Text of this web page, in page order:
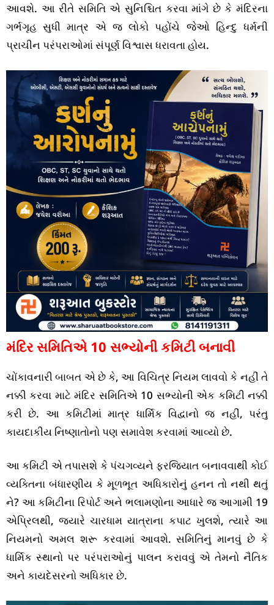
આવશે. આ રીતે સમિતિ એ સુનિશ્ચિત કરવા માંગે છે કે મંદિરના
ગર્ભગૃહ સુધી માત્ર એ જ લોકો પહોંચે જેઓ હિન્દુ ધર્મની
પ્રાચીન પરંપરાઓમાં સંપૂર્ણ વિશ્વાસ ધરાવતા હોય.
મંદિર સમિતિએ 10 સભ્યોની કમિટી બનાવી
ચોંકાવનારી બાબત એ છે કે, આ વિચિત્ર નિયમ લાવવો કે નહીં તે
નક્કી કરવા માટે મંદિર સમિતિએ 10 સભ્યોની એક કમિટી નક્કી
કરી છે. આ કમિટીમાં માત્ર ધાર્મિક વિદ્વાનો જ નહીં, પરંતુ
કાયદાકીય નિષ્ણાતોનો પણ સમાવેશ કરવામાં આવ્યો છે.
આ કમિટી એ તપાસશે કે પંચગવ્યને ફરજિયાત બનાવવાથી કોઈ
વ્યક્તિના બંધારણીય કે મૂળભૂત અધિકારોનું હનન તો નથી થતું
ને? આ કમિટીના રિપોર્ટ અને ભલામણોના આધારે જ આગામી 19
એપ્રિલથી, જ્યારે ચારધામ યાત્રાના કપાટ ખુલશે, ત્યારે આ
નિયમનો અમલ શરૂ કરવામાં આવશે. સમિતિનું માનવું છે કે
ધાર્મિક સ્થાનો પર પરંપરાઓનું પાલન કરાવવું એ તેમનો નૈતિક
અને કાયદેસરનો અધિકાર છે.